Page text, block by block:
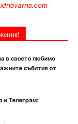
в своето любимо
събития от
и Телеграм: